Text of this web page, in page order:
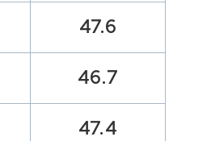
47.6
46.7
47.4